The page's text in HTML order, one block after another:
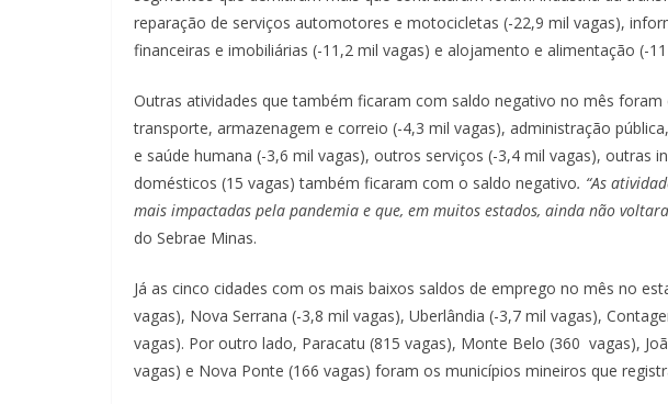
reparação de serviços automotores e motocicletas (-22,9 mil vagas),
financeiras e imobiliárias (-11,2 mil vagas) e alojamento e alimentação (-
Outras atividades que também ficaram com saldo negativo no mês foram
transporte, armazenagem e correio (-4,3 mil vagas), administração
e saúde humana (-3,6 mil vagas), outros serviços (-3,4 mil vagas), outras
domésticos (15 vagas) também ficaram com o saldo negativo. “As
mais impactadas pela pandemia e que, em muitos estados, ainda não
do Sebrae Minas.
Já as cinco cidades com os mais baixos saldos de emprego no mês no
vagas), Nova Serrana (-3,8 mil vagas), Uberlândia (-3,7 mil vagas),
vagas). Por outro lado, Paracatu (815 vagas), Monte Belo (360 vagas),
vagas) e Nova Ponte (166 vagas) foram os municípios mineiros que